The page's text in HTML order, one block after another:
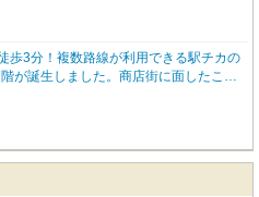
歩3分！複数路線が利用できる駅チカの
が誕生しました。商店街に面したこの
ヨシ、セピアテラス西鉄香椎などの商
。人通りが多く、高い集客力が期待で
㎡の広々とした空間はスケルトン渡し
可能です。エレベーター完備で7階へ
る敷金ゼロも魅力。香椎駅前の活気あ
ませんか？ぜひお気軽にお問い合わせ